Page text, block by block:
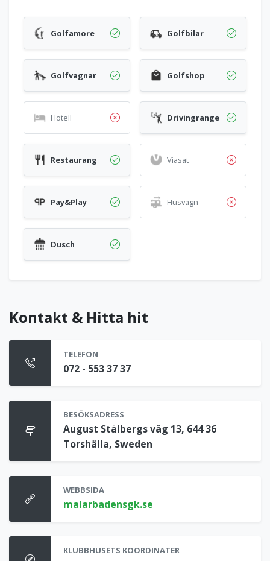
Golfamore Golfbilar
Golfvagnar Golfshop
Hotell Drivingrange
Restaurang Viasat
Pay&Play Husvagn
Dusch
Kontakt & Hitta hit
TELEFON
072 - 553 37 37
BESÖKSADRESS
August Stålbergs väg 13, 644 36
Torshälla, Sweden
WEBBSIDA
malarbadensgk.se
KLUBBHUSETS KOORDINATER